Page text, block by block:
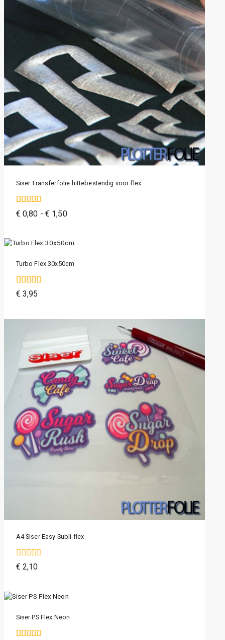
Siser Transferfolie hittebestendig voor flex
5.00
van de 5
€ 0,80 - € 1,50
Turbo Flex 30x50cm
4.75
van de 5
€ 3,95
A4 Siser Easy Subli flex
0
van
€ 2,10
Siser PS Flex Neon